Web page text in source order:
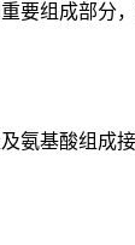
重要组成部
氨基酸组